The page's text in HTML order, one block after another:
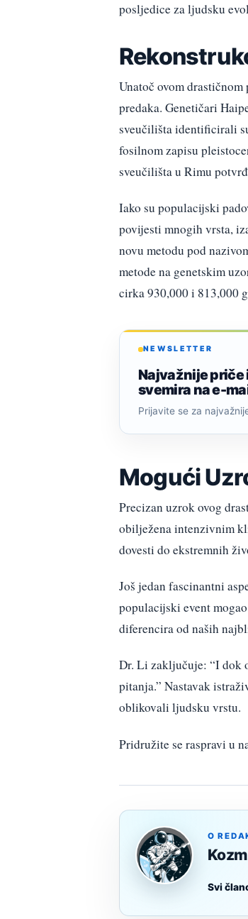
posljedice za ljudsku
Unatoč ovom
predaka. Genetičari
sveučilišta identificirali
fosilnom zapisu
sveučilišta u Rimu
Iako su populacijski
povijesti mnogih vrsta,
novu metodu pod
metode na genetskim
cirka 930,000 i 813,000
NEWSLETTER
Najvažnije priče
svemira na e-
Prijavite se za
Mogući
Precizan uzrok ovog
obilježena intenzivnim
dovesti do ekstremnih
Još jedan fascinantni
populacijski event
diferencira od naših
Dr. Li zaključuje: “I dok
pitanja.” Nastavak
oblikovali ljudsku vrstu.
Pridružite se raspravi u
O
Svi